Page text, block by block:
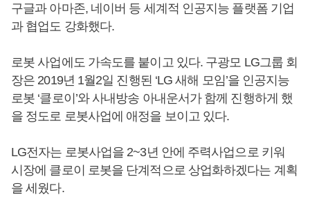
구글과 아마존, 네이버 등 세계적 인공지능 플랫폼 기업
과 협업도 강화했다.
로봇 사업에도 가속도를 붙이고 있다. 구광모 LG그룹 회
장은 2019년 1월2일 진행된 ‘LG 새해 모임’을 인공지능
로봇 ‘클로이’와 사내방송 아내운서가 함께 진행하게 했
을 정도로 로봇사업에 애정을 보이고 있다.
LG전자는 로봇사업을 2~3년 안에 주력사업으로 키워
시장에 클로이 로봇을 단계적으로 상업화하겠다는 계획
을 세웠다.